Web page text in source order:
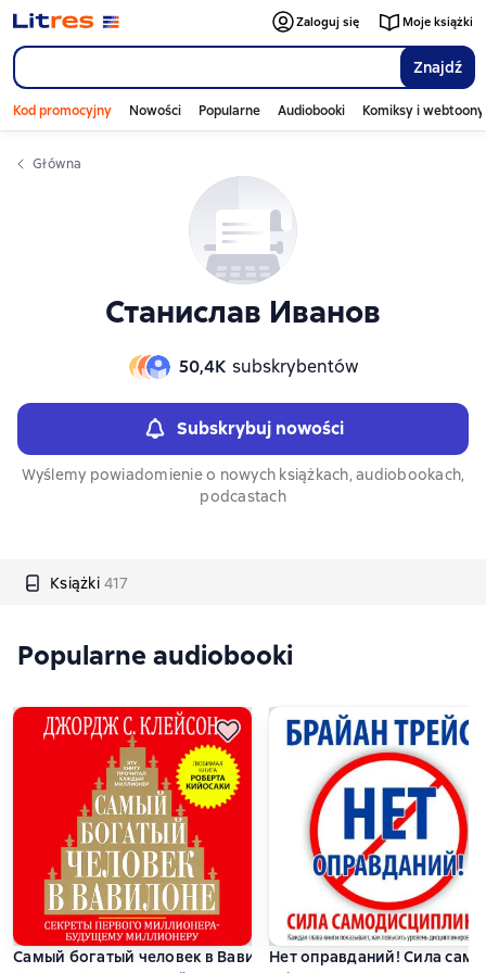
Znajdź
Zaloguj się Moje książki
Kod promocyjny Nowości Popularne Audiobooki Komiksy i webtoony
Główna
Станислав Иванов
50,4К subskrybentów
Subskrybuj nowości
Wyślemy powiadomienie o nowych książkach, audiobookach,
podcastach
Książki 417
Слайдер с книгами
Popularne audiobooki
Самый богатый человек в ВавилонеНет оправданий! Сила